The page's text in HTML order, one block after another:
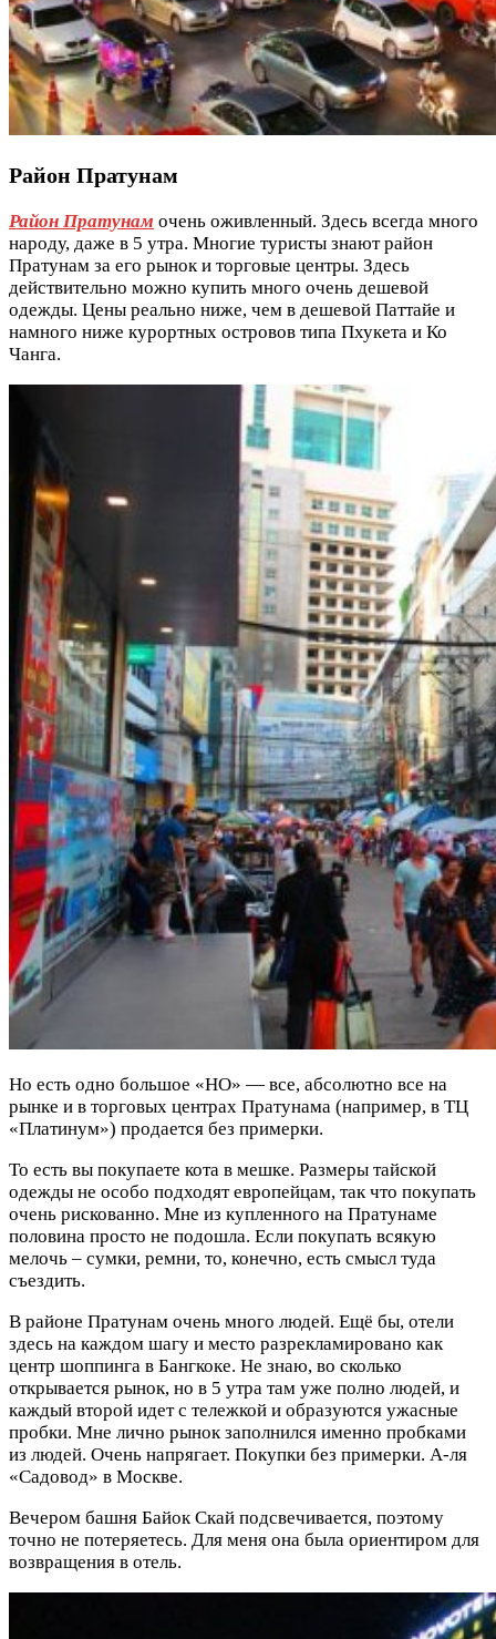
Район Пратунам
Район Пратунам очень оживленный. Здесь всегда много
народу, даже в 5 утра. Многие туристы знают район
Пратунам за его рынок и торговые центры. Здесь
действительно можно купить много очень дешевой
одежды. Цены реально ниже, чем в дешевой Паттайе и
намного ниже курортных островов типа Пхукета и Ко
Чанга.
Но есть одно большое «НО» — все, абсолютно все на
рынке и в торговых центрах Пратунама (например, в ТЦ
«Платинум») продается без примерки.
То есть вы покупаете кота в мешке. Размеры тайской
одежды не особо подходят европейцам, так что покупать
очень рискованно. Мне из купленного на Пратунаме
половина просто не подошла. Если покупать всякую
мелочь – сумки, ремни, то, конечно, есть смысл туда
съездить.
В районе Пратунам очень много людей. Ещё бы, отели
здесь на каждом шагу и место разрекламировано как
центр шоппинга в Бангкоке. Не знаю, во сколько
открывается рынок, но в 5 утра там уже полно людей, и
каждый второй идет с тележкой и образуются ужасные
пробки. Мне лично рынок заполнился именно пробками
из людей. Очень напрягает. Покупки без примерки. А-ля
«Садовод» в Москве.
Вечером башня Байок Скай подсвечивается, поэтому
точно не потеряетесь. Для меня она была ориентиром для
возвращения в отель.